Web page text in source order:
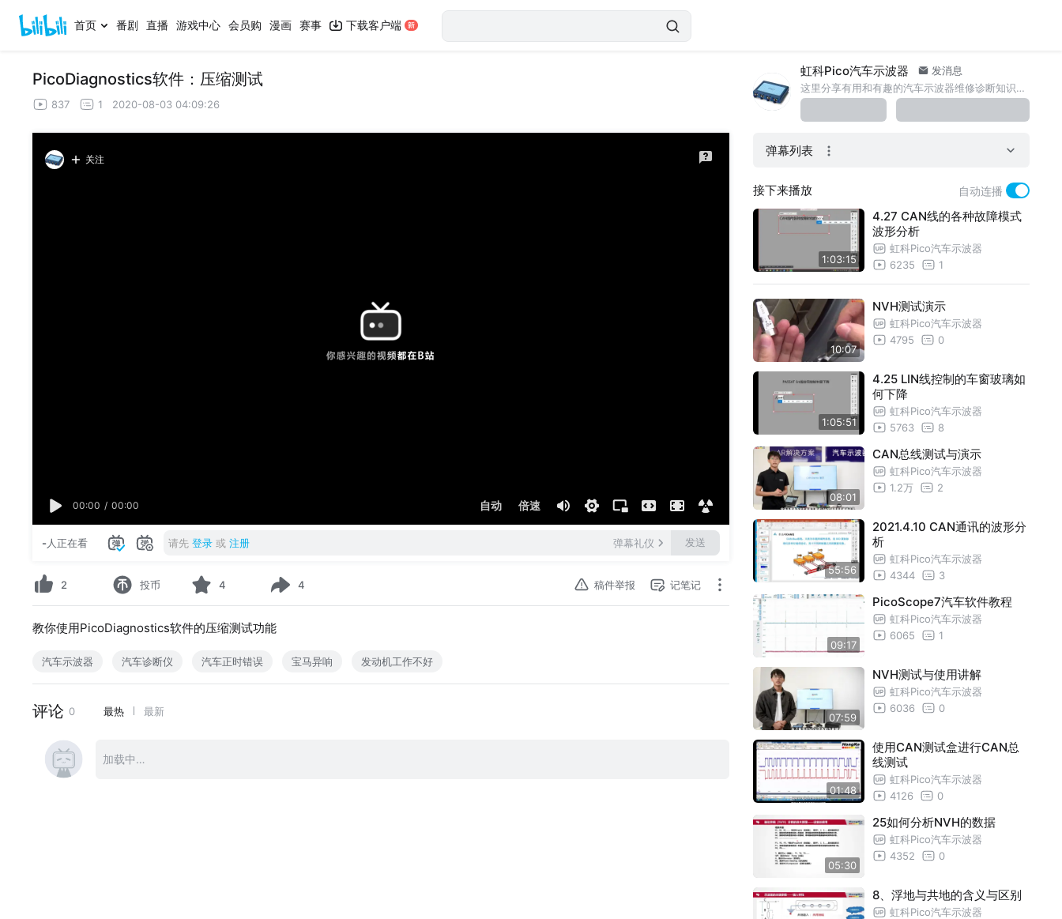
首页 番剧 直播 游戏中心 会员购 漫画 赛事 下载客户端
PicoDiagnostics软件：压缩测试
837 1 2020-08-03 04:09:26
关注
00:00 / 00:00 自动 倍速
-人正在看 请先 登录 或 注册 弹幕礼仪 发送
2 投币 4 4 稿件举报 记笔记
教你使用PicoDiagnostics软件的压缩测试功能
汽车示波器 汽车诊断仪 汽车正时错误 宝马异响 发动机工作不好
虹科Pico汽车示波器
发消息
这里分享有用和有趣的汽车示波器维修诊断知识。www.qichebo.com
弹幕列表
接下来播放 自动连播
1:03:15
4.27 CAN线的各种故障模式
波形分析
虹科Pico汽车示波器
6235
1
10:07
NVH测试演示
虹科Pico汽车示波器
4795
0
1:05:51
4.25 LIN线控制的车窗玻璃如
何下降
虹科Pico汽车示波器
5763
8
08:01
CAN总线测试与演示
虹科Pico汽车示波器
1.2万
2
55:56
2021.4.10 CAN通讯的波形分
析
虹科Pico汽车示波器
4344
3
09:17
PicoScope7汽车软件教程
虹科Pico汽车示波器
6065
1
07:59
NVH测试与使用讲解
虹科Pico汽车示波器
6036
0
01:48
使用CAN测试盒进行CAN总
线测试
虹科Pico汽车示波器
4126
0
05:30
25如何分析NVH的数据
虹科Pico汽车示波器
4352
0
8、浮地与共地的含义与区别
虹科Pico汽车示波器